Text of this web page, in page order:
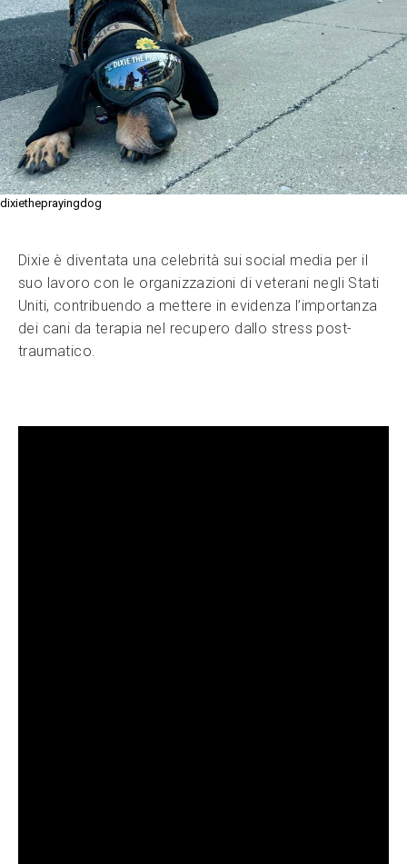
dixietheprayingdog
Dixie è diventata una celebrità sui social media per il
suo lavoro con le organizzazioni di veterani negli Stati
Uniti, contribuendo a mettere in evidenza l’importanza
dei cani da terapia nel recupero dallo stress post-
traumatico.